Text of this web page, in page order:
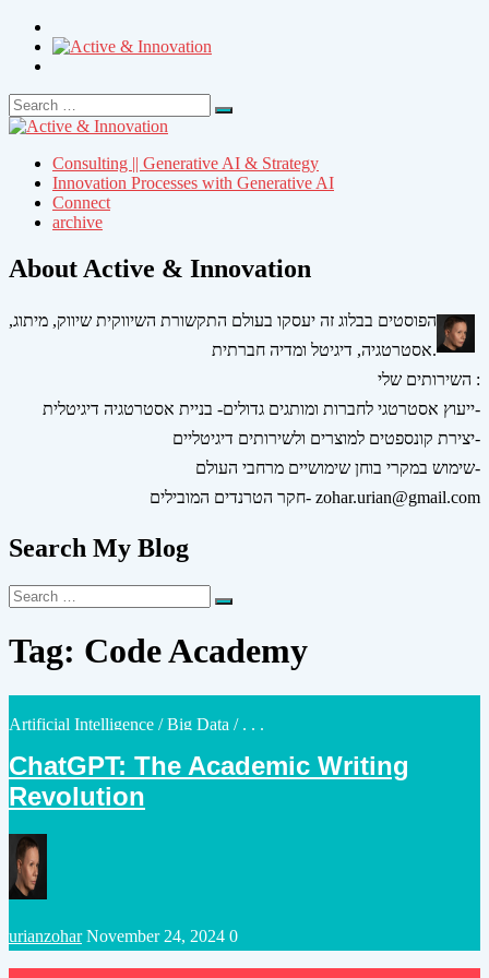
Search
for:
Search
Consulting || Generative AI & Strategy
Innovation Processes with Generative AI
Connect
archive
About Active & Innovation
הפוסטים בבלוג זה יעסקו בעולם התקשורת השיווקית שיווק, מיתוג,
אסטרטגיה, דיגיטל ומדיה חברתית.
השירותים שלי :
ייעוץ אסטרטגי לחברות ומותגים גדולים- בניית אסטרטגיה דיגיטלית-
יצירת קונספטים למוצרים ולשירותים דיגיטליים-
שימוש במקרי בוחן שימושיים מרחבי העולם-
חקר הטרנדים המובילים- zohar.urian@gmail.com
Search My Blog
Search
for:
Search
Tag: Code Academy
Posted
Artificial Intelligence /Big Data / . . .
ChatGPT: The Academic Writing
Revolution
Posted
by
urianzohar November 24, 2024 0